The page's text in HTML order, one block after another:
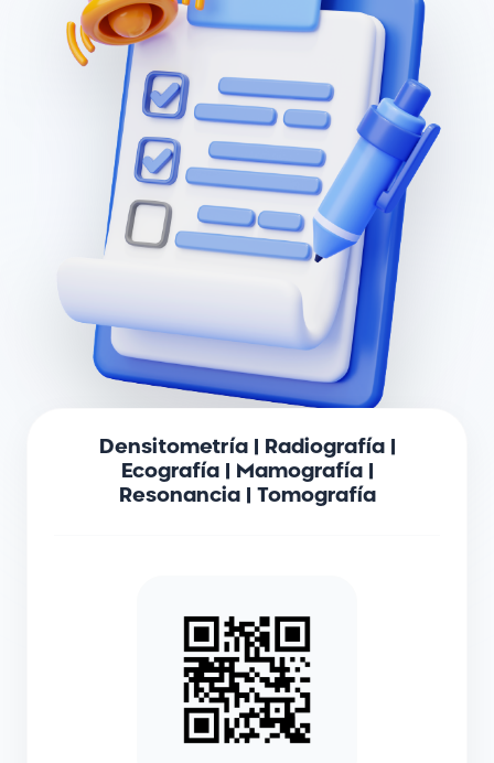
Densitometría | Radiografía |
Ecografía | Mamografía |
Resonancia | Tomografía